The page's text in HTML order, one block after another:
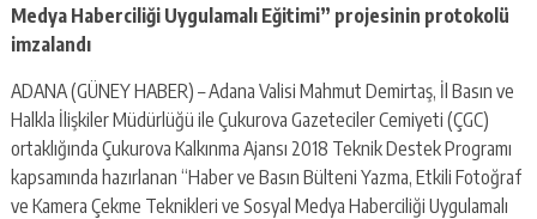
mecidiyeköy
escort
taksim
escort
beşiktaş
escort
Medya Haberciliği Uygulamalı Eğitimi” projesinin protokolü
imzalandı
ADANA (GÜNEY HABER) – Adana Valisi Mahmut Demirtaş, İl Basın ve
Halkla İlişkiler Müdürlüğü ile Çukurova Gazeteciler Cemiyeti (ÇGC)
ortaklığında Çukurova Kalkınma Ajansı 2018 Teknik Destek Programı
kapsamında hazırlanan “Haber ve Basın Bülteni Yazma, Etkili Fotoğraf
ve Kamera Çekme Teknikleri ve Sosyal Medya Haberciliği Uygulamalı